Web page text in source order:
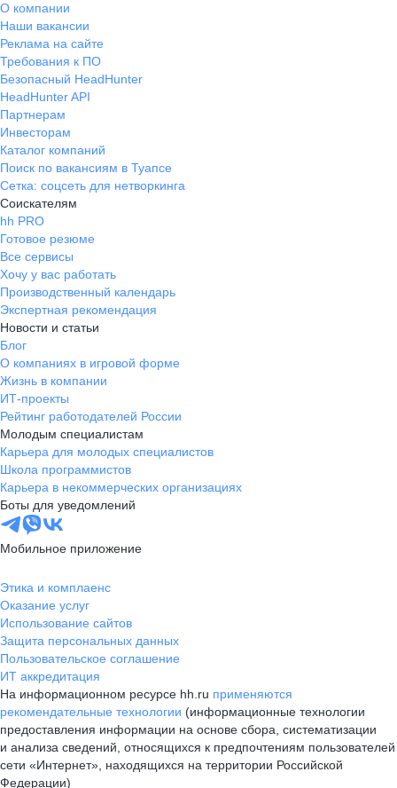
О компании
Наши вакансии
Реклама на сайте
Требования к ПО
Безопасный HeadHunter
HeadHunter API
Партнерам
Инвесторам
Каталог компаний
Поиск по вакансиям в Туапсе
Сетка: соцсеть для нетворкинга
Соискателям
hh PRO
Готовое резюме
Все сервисы
Хочу у вас работать
Производственный календарь
Экспертная рекомендация
Новости и статьи
Блог
О компаниях в игровой форме
Жизнь в компании
ИТ-проекты
Рейтинг работодателей России
Молодым специалистам
Карьера для молодых специалистов
Школа программистов
Карьера в некоммерческих организациях
Боты для уведомлений
Мобильное приложение
Этика и комплаенс
Оказание услуг
Использование сайтов
Защита персональных данных
Пользовательское соглашение
ИТ аккредитация
На информационном ресурсе hh.ru применяются
рекомендательные технологии (информационные технологии
предоставления информации на основе сбора, систематизации
и анализа сведений, относящихся к предпочтениям пользователей
сети «Интернет», находящихся на территории Российской
Федерации)